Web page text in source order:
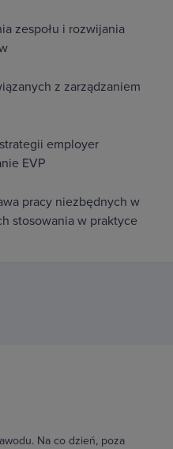
zespołu i rozwijania
z zarządzaniem
employer
EVP
pracy niezbędnych w
stosowania w praktyce
Na co dzień, poza